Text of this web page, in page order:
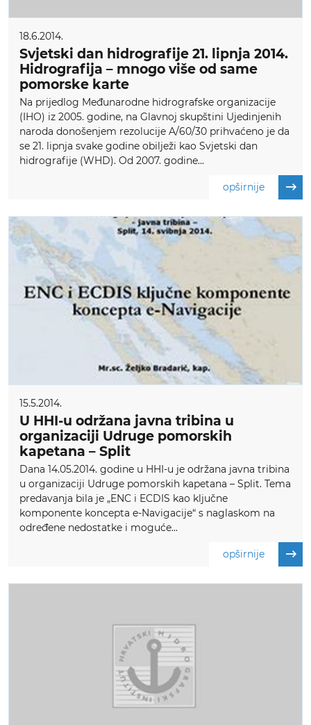
18.6.2014.
Svjetski dan hidrografije 21. lipnja 2014.
Hidrografija – mnogo više od same
pomorske karte
Na prijedlog Međunarodne hidrografske organizacije
(IHO) iz 2005. godine, na Glavnoj skupštini Ujedinjenih
naroda donošenjem rezolucije A/60/30 prihvaćeno je da
se 21. lipnja svake godine obilježi kao Svjetski dan
hidrografije (WHD). Od 2007. godine...
opširnije
15.5.2014.
U HHI-u održana javna tribina u
organizaciji Udruge pomorskih
kapetana – Split
Dana 14.05.2014. godine u HHI-u je održana javna tribina
u organizaciji Udruge pomorskih kapetana – Split. Tema
predavanja bila je „ENC i ECDIS kao ključne
komponente koncepta e-Navigacije“ s naglaskom na
određene nedostatke i moguće...
opširnije